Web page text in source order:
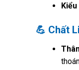
💪 Chất